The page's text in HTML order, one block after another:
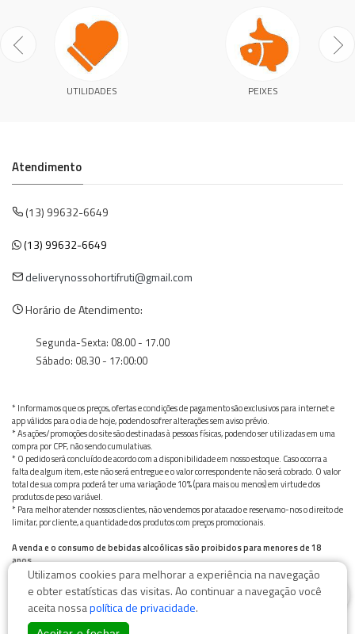
UTILIDADES PEIXES
Atendimento
(13) 99632-6649
(13) 99632-6649
deliverynossohortifruti@gmail.com
Horário de Atendimento:
Segunda-Sexta: 08.00 - 17.00
Sábado: 08.30 - 17:00:00
* Informamos que os preços, ofertas e condições de pagamento são exclusivos para internet e
app válidos para o dia de hoje, podendo sofrer alterações sem aviso prévio.
* As ações/promoções do site são destinadas à pessoas físicas, podendo ser utilizadas em uma
compra por CPF, não sendo cumulativas.
* O pedido será concluído de acordo com a disponibilidade em nosso estoque. Caso ocorra a
falta de algum item, este não será entregue e o valor correspondente não será cobrado. O valor
total de sua compra poderá ter uma variação de 10% (para mais ou menos) em virtude dos
produtos de peso variável.
* Para melhor atender nossos clientes, não vendemos por atacado e reservamo-nos o direito de
limitar, por cliente, a quantidade dos produtos com preços promocionais.
A venda e o consumo de bebidas alcoólicas são proibidos para menores de 18
anos.
Bebida alcoólica pode causar dependência química e, em excesso, provoca graves males à saúde.
Beba com moderação
Utilizamos cookies para melhorar a experiência na navegação
e obter estatísticas das visitas. Ao continuar a navegação você
aceita nossapolítica de privacidade.